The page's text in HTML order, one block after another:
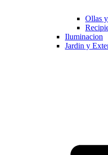
Ollas
Iluminacion
Jardin y